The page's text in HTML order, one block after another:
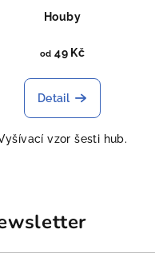
Houby
od 49 Kč
Detail
vzor šesti hub.